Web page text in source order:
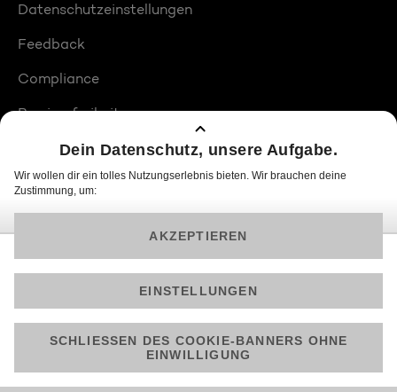
Datenschutzeinstellungen
Feedback
Compliance
Barrierefreiheit
Produktplatzierungen